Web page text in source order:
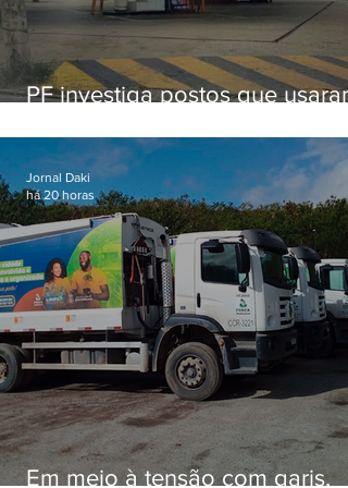
PF investiga postos que usaram
secretário morto em 2020
Em meio à tensão com garis,
Jornal Daki
há 20 horas